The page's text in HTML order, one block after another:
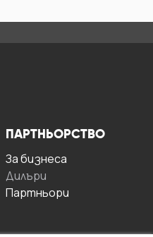
ПАРТНЬОРСТВО
За бизнесa
Дилъри
Партньори